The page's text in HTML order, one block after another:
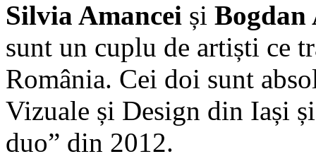
Silvia Amancei și
sunt un cuplu de artiști ce
România. Cei doi sunt
Vizuale și Design din Iași
duo” din 2012.